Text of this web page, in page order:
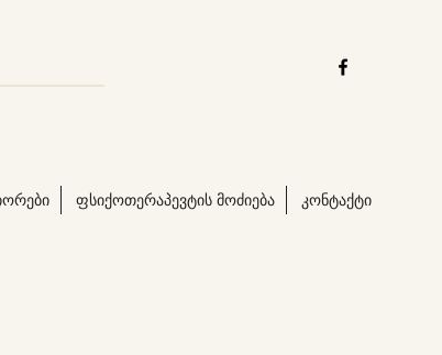
ფსიქოთერაპევტის მოძიება კონტაქტი